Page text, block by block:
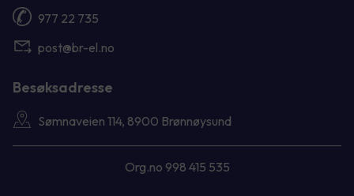
977 22 735
post@br-el.no
Besøksadresse
Sømnaveien 114, 8900 Brønnøysund
Org.no 998 415 535